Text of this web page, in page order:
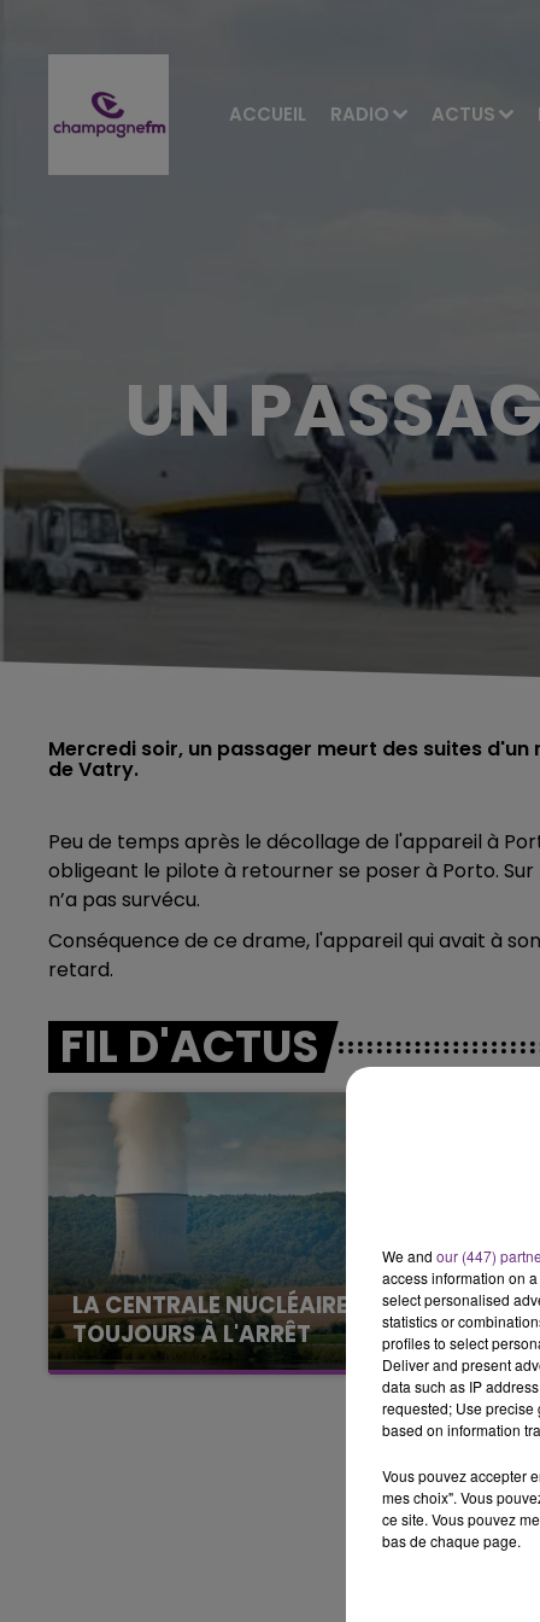
ACCUEIL RADIO ACTUS
LE CLUB CHAMPAGNE FM
UN
Mercredi soir, un passager meurt des suites
de Vatry.
Peu de temps après le décollage de l'appareil à
obligeant le pilote à retourner se poser à Porto.
n’a pas survécu.
Conséquence de ce drame, l'appareil qui avait à
retard.
FIL D'ACTUS
LA CENTRALE NUCLÉAIRE DE CHOOZ
TOUJOURS À L'ARRÊT
Cela fait déjà une semaine que la centrale
nucléaire ardennaise est à l'arrêt. Une situation
justifiée par la sécheresse intense qui est
We and our (447)
access information on
select personalised
statistics or
profiles to select
Deliver and present
data such as IP
requested; Use precise
based on information
Vous pouvez accepter
mes choix". Vous
ce site. Vous pouvez
bas de chaque page.